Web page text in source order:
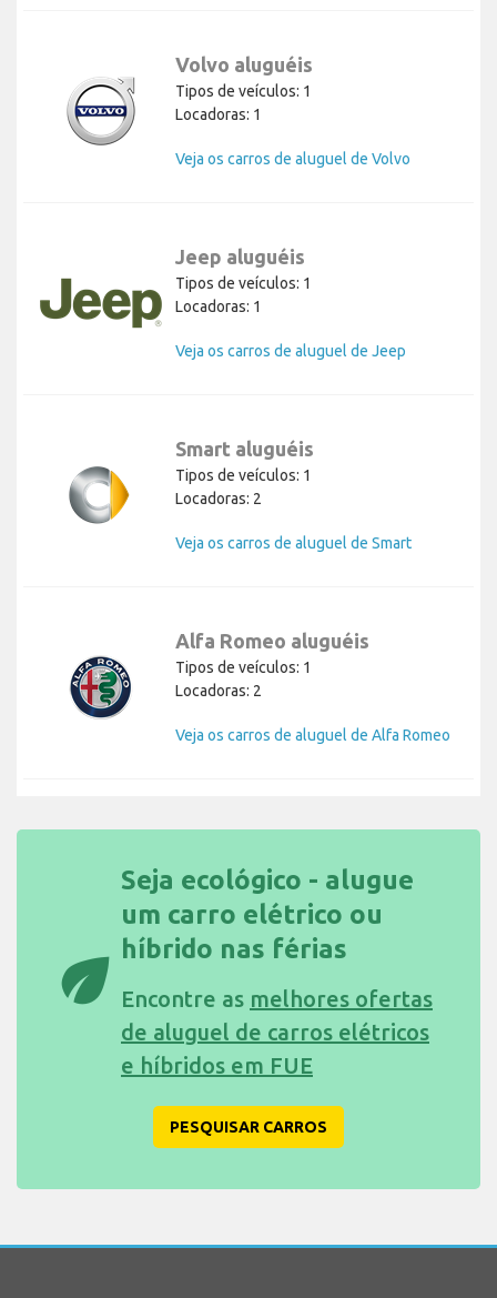
Volvo aluguéis
Tipos de veículos: 1
Locadoras: 1
Veja os carros de aluguel de Volvo
Jeep aluguéis
Tipos de veículos: 1
Locadoras: 1
Veja os carros de aluguel de Jeep
Smart aluguéis
Tipos de veículos: 1
Locadoras: 2
Veja os carros de aluguel de Smart
Alfa Romeo aluguéis
Tipos de veículos: 1
Locadoras: 2
Veja os carros de aluguel de Alfa Romeo
eco
Seja ecológico - alugue
um carro elétrico ou
híbrido nas férias
Encontre as melhores ofertas
de aluguel de carros elétricos
e híbridos em FUE
PESQUISAR CARROS